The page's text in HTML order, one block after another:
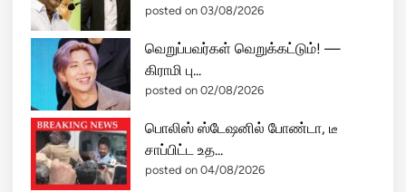
posted on 03/08/2026
வெறுப்பவர்கள் வெறுக்கட்டும்! —
கிராமி பு...
posted on 02/08/2026
பொலிஸ் ஸ்டேஷனில் போண்டா, டீ
சாப்பிட்ட உத...
posted on 04/08/2026